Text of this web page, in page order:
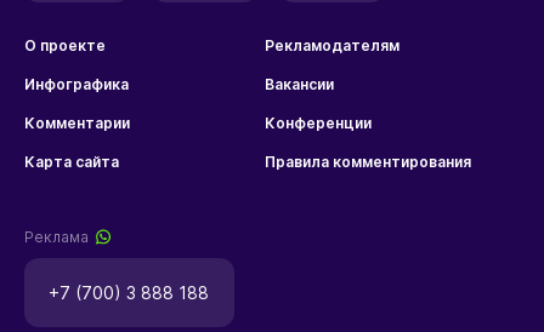
О проекте Рекламодателям
Инфографика Вакансии
Комментарии Конференции
Карта сайта Правила комментирования
Реклама
+7 (700) 3 888 188